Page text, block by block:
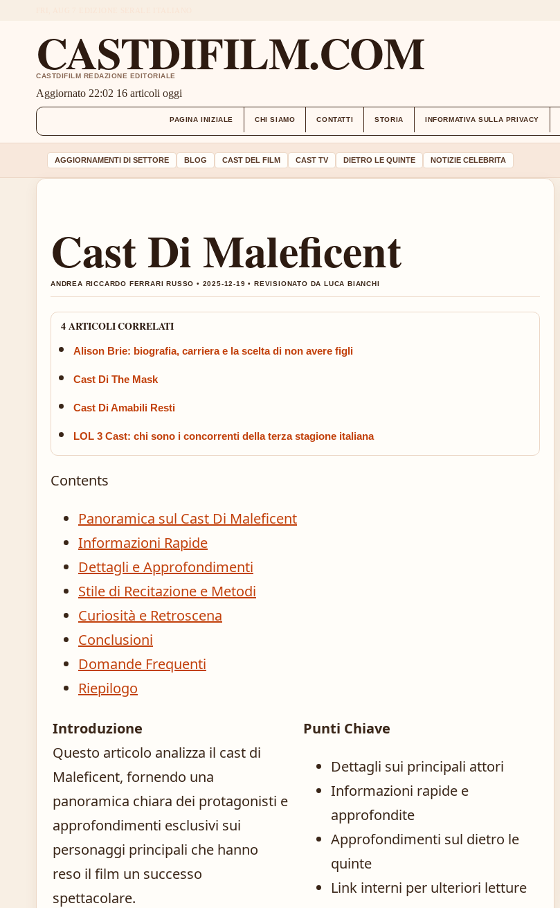
CASTDIFILM.COM
CASTDIFILM REDAZIONE EDITORIALE
Aggiornato 22:02 16 articoli oggi
PAGINA INIZIALE CHI SIAMO CONTATTI STORIA INFORMATIVA SULLA PRIVACY
AGGIORNAMENTI DI SETTORE BLOG CAST DEL FILM CAST TV DIETRO LE QUINTE NOTIZIE CELEBRITA
Cast Di Maleficent
ANDREA RICCARDO FERRARI RUSSO • 2025-12-19 • REVISIONATO DA LUCA BIANCHI
4 ARTICOLI CORRELATI
Alison Brie: biografia, carriera e la scelta di non avere figli
Cast Di The Mask
Cast Di Amabili Resti
LOL 3 Cast: chi sono i concorrenti della terza stagione italiana
Contents
Panoramica sul Cast Di Maleficent
Informazioni Rapide
Dettagli e Approfondimenti
Stile di Recitazione e Metodi
Curiosità e Retroscena
Conclusioni
Domande Frequenti
Riepilogo
Introduzione
Questo articolo analizza il cast di
Maleficent, fornendo una
panoramica chiara dei protagonisti e
approfondimenti esclusivi sui
personaggi principali che hanno
reso il film un successo
spettacolare.
Punti Chiave
Dettagli sui principali attori
Informazioni rapide e
approfondite
Approfondimenti sul dietro le
quinte
Link interni per ulteriori letture